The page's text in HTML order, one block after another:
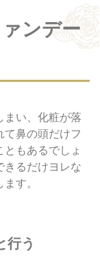
ンデー
まい、化粧が落
て鼻の頭だけフ
もあるでしょ
きるだけヨレな
す。
行う